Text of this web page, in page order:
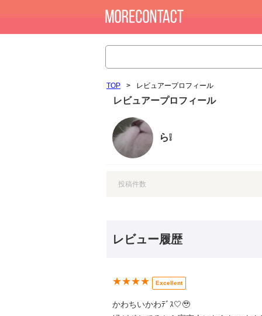
TOP > レビュアープロフィール
レビュアープロフィール
ら❕
投稿件数
レビュー履歴
★★★★ Excellent
かわちいかわﾃﾞｽ🤍🥹